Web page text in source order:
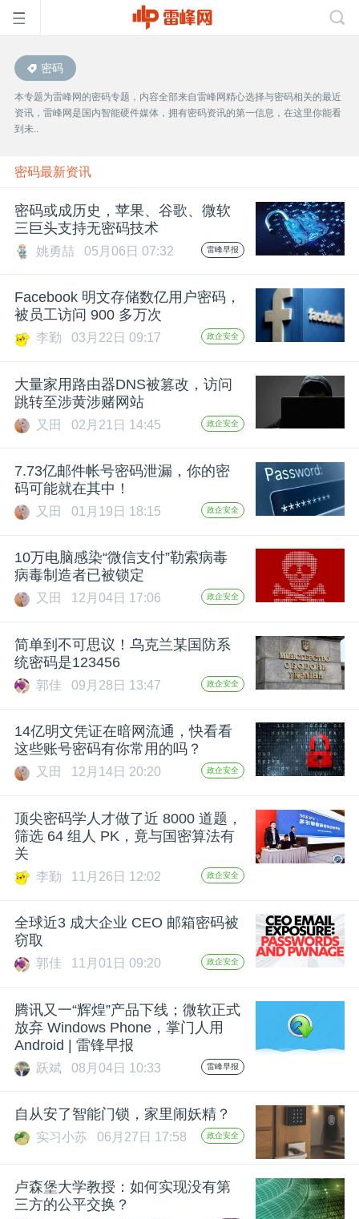
首
页
雷
峰
公
课
动
中
心
GAIR
题
搞
密码
本专题为雷峰网的密码专题，内容全部来自雷峰网精心选择与密码相关的最近
资讯，雷峰网是国内智能硬件媒体，拥有密码资讯的第一信息，在这里你能看
到未..
密码最新资讯
密码或成历史，苹果、谷歌、微软
三巨头支持无密码技术
姚勇喆 05月06日 07:32 雷峰早报
Facebook 明文存储数亿用户密码，
被员工访问 900 多万次
李勤 03月22日 09:17 政企安全
大量家用路由器DNS被篡改，访问
跳转至涉黄涉赌网站
又田 02月21日 14:45 政企安全
7.73亿邮件帐号密码泄漏，你的密
码可能就在其中！
又田 01月19日 18:15 政企安全
10万电脑感染“微信支付”勒索病毒
病毒制造者已被锁定
又田 12月04日 17:06 政企安全
简单到不可思议！乌克兰某国防系
统密码是123456
郭佳 09月28日 13:47 政企安全
14亿明文凭证在暗网流通，快看看
这些账号密码有你常用的吗？
又田 12月14日 20:20 政企安全
顶尖密码学人才做了近 8000 道题，
筛选 64 组人 PK，竟与国密算法有
关
李勤 11月26日 12:02 政企安全
全球近3 成大企业 CEO 邮箱密码被
窃取
郭佳 11月01日 09:20 政企安全
腾讯又一“辉煌”产品下线；微软正式
放弃 Windows Phone，掌门人用
Android | 雷锋早报
跃斌 08月04日 10:33 雷峰早报
自从安了智能门锁，家里闹妖精？
实习小苏 06月27日 17:58 政企安全
卢森堡大学教授：如何实现没有第
三方的公平交换？